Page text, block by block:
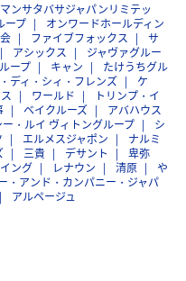
ンサタバサジャパンリミテッ
ープ
オンワードホールディン
ファイブフォックス
サ
アシックス
ジャヴァグルー
ープ キャン
たけうちグル
ディ・シィ・フレンズ
ケ
ワールド
トリンプ・イ
ベイクルーズ
アバハウス
・ルイ ヴィトングループ
シ
エルメスジャポン
ナルミ
三貴 デサント
卑弥
イング レナウン 清原
や
・アンド・カンパニー・ジャパ
アルページュ